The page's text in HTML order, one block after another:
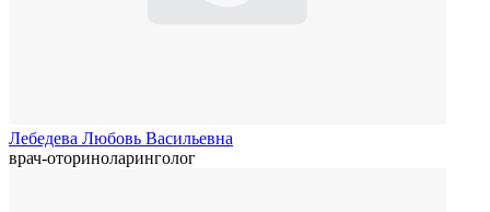
Лебедева Любовь Васильевна
врач-оториноларинголог